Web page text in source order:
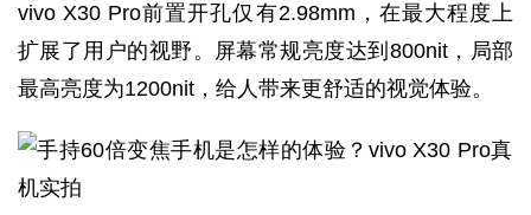
vivo X30 Pro前置开孔仅有2.98mm，在最大程度上
扩展了用户的视野。屏幕常规亮度达到800nit，局部
最高亮度为1200nit，给人带来更舒适的视觉体验。